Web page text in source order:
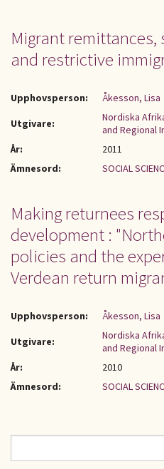
Migrant
and restrictive
Upphovsperson:
Åkesson, Lisa
Utgivare:
Nordiska
and Regional
År:
2011
Ämnesord:
SOCIAL
Making returnees
development :
policies and the
Verdean return
Upphovsperson:
Åkesson, Lisa
Utgivare:
Nordiska
and Regional
År:
2010
Ämnesord:
SOCIAL
SÖKFORMULÄR